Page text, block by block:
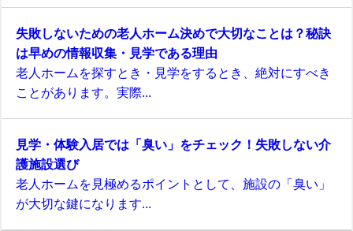
失敗しないための老人ホーム決めで大切なことは？秘訣
は早めの情報収集・見学である理由
老人ホームを探すとき・見学をするとき、絶対にすべき
ことがあります。実際...
見学・体験入居では「臭い」をチェック！失敗しない介
護施設選び
老人ホームを見極めるポイントとして、施設の「臭い」
が大切な鍵になります...